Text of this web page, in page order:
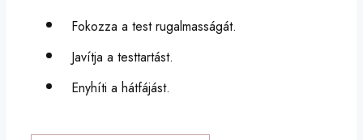
Fokozza a test rugalmasságát.
Javítja a testtartást.
Enyhíti a hátfájást.